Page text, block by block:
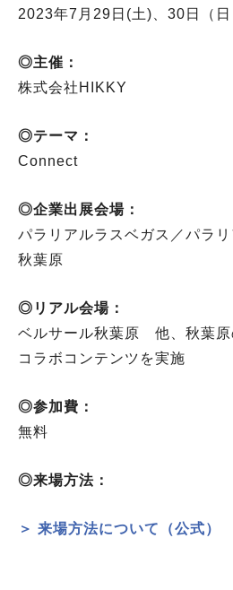
2023年7月29日(土)、30日（日
◎主催：
株式会社HIKKY
◎テーマ：
Connect
◎企業出展会場：
パラリアルラスベガス／パラ
秋葉原
◎リアル会場：
ベルサール秋葉原 他、秋葉原
コラボコンテンツを実施
◎参加費：
無料
◎来場方法：
＞ 来場方法について（公式）